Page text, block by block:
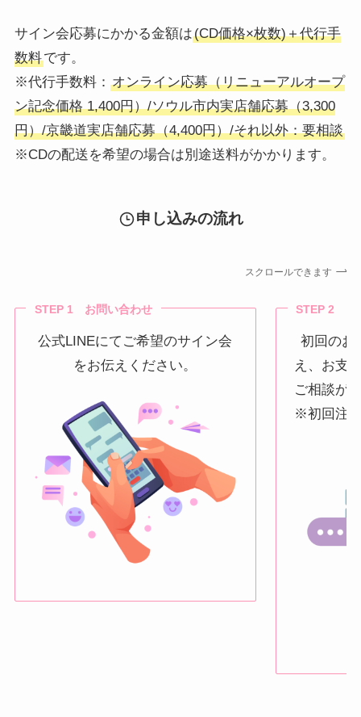
サイン会応募にかかる金額は(CD価格×枚数)＋代行手
数料です。
※代行手数料： オンライン応募（リニューアルオープ
ン記念価格 1,400円）/ソウル市内実店舗応募（3,300
円）/京畿道実店舗応募（4,400円）/それ以外：要相談
※CDの配送を希望の場合は別途送料がかかります。
申し込みの流れ
スクロールできます
STEP 1 お問い合わせ
公式LINEにてご希望のサイン会
をお伝えください。
STEP 2 ご
初回のお
え、お支
ご相談が
※初回注